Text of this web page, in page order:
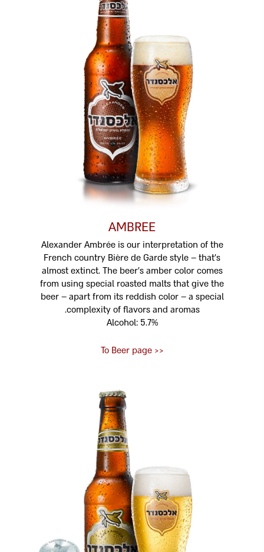
AMBREE
Alexander Ambrée is our interpretation of the
French country Bière de Garde style – that’s
almost extinct. The beer’s amber color comes
from using special roasted malts that give the
beer – apart from its reddish color – a special
complexity of flavors and aromas.
Alcohol: 5.7%
<< To Beer page